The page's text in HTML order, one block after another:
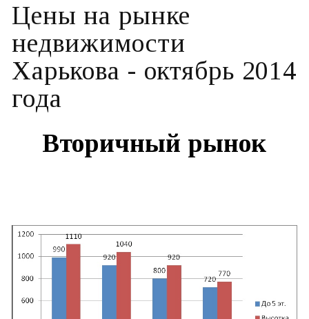
Цены на рынке
недвижимости
Харькова - октябрь 2014
года
Вторичный рынок